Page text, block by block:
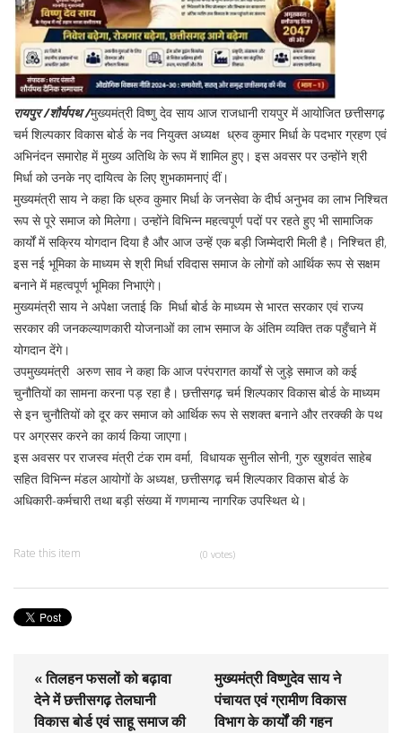
रायपुर /शौर्यपथ /मुख्यमंत्री विष्णु देव साय आज राजधानी रायपुर में आयोजित छत्तीसगढ़
चर्म शिल्पकार विकास बोर्ड के नव नियुक्त अध्यक्ष ध्रुव कुमार मिर्धा के पदभार ग्रहण एवं
अभिनंदन समारोह में मुख्य अतिथि के रूप में शामिल हुए। इस अवसर पर उन्होंने श्री
मिर्धा को उनके नए दायित्व के लिए शुभकामनाएं दीं।
मुख्यमंत्री साय ने कहा कि ध्रुव कुमार मिर्धा के जनसेवा के दीर्घ अनुभव का लाभ निश्चित
रूप से पूरे समाज को मिलेगा। उन्होंने विभिन्न महत्वपूर्ण पदों पर रहते हुए भी सामाजिक
कार्यों में सक्रिय योगदान दिया है और आज उन्हें एक बड़ी जिम्मेदारी मिली है। निश्चित ही,
इस नई भूमिका के माध्यम से श्री मिर्धा रविदास समाज के लोगों को आर्थिक रूप से सक्षम
बनाने में महत्वपूर्ण भूमिका निभाएंगे।
मुख्यमंत्री साय ने अपेक्षा जताई कि मिर्धा बोर्ड के माध्यम से भारत सरकार एवं राज्य
सरकार की जनकल्याणकारी योजनाओं का लाभ समाज के अंतिम व्यक्ति तक पहुँचाने में
योगदान देंगे।
उपमुख्यमंत्री अरुण साव ने कहा कि आज परंपरागत कार्यों से जुड़े समाज को कई
चुनौतियों का सामना करना पड़ रहा है। छत्तीसगढ़ चर्म शिल्पकार विकास बोर्ड के माध्यम
से इन चुनौतियों को दूर कर समाज को आर्थिक रूप से सशक्त बनाने और तरक्की के पथ
पर अग्रसर करने का कार्य किया जाएगा।
इस अवसर पर राजस्व मंत्री टंक राम वर्मा, विधायक सुनील सोनी, गुरु खुशवंत साहेब
सहित विभिन्न मंडल आयोगों के अध्यक्ष, छत्तीसगढ़ चर्म शिल्पकार विकास बोर्ड के
अधिकारी-कर्मचारी तथा बड़ी संख्या में गणमान्य नागरिक उपस्थित थे।
Rate this item (0 votes)
« तिलहन फसलों को बढ़ावा
देने में छत्तीसगढ़ तेलघानी
विकास बोर्ड एवं साहू समाज की
मुख्यमंत्री विष्णुदेव साय ने
पंचायत एवं ग्रामीण विकास
विभाग के कार्यों की गहन